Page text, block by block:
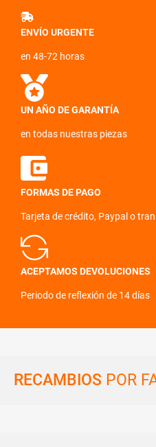
ENVÍO URGENTE
en 48-72 horas
UN AÑO DE GARANTÍA
en todas nuestras piezas
FORMAS DE PAGO
Tarjeta de crédito, Paypal o
ACEPTAMOS DEVOLUCIONES
Periodo de reflexión de 14 días
RECAMBIOS POR